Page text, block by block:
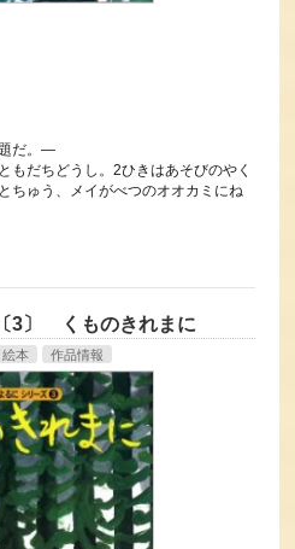
だ。―
もだちどうし。2ひきはあそびのやく
ゅう、メイがべつのオオカミにね
3〕 くものきれまに
絵本 作品情報